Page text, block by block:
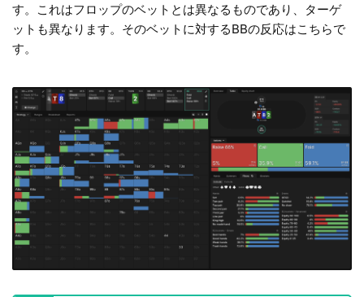
す。これはフロップのベットとは異なるものであり、ターゲ
ットも異なります。そのベットに対するBBの反応はこちらで
す。